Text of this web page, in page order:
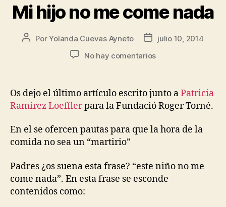
Mi hijo no me come nada
PorYolanda Cuevas Ayneto
julio 10, 2014
No hay comentarios
Os dejo el último artículo escrito junto aPatricia
Ramírez Loefflerpara la Fundació Roger Torné.
En el se ofercen pautas para que la hora de la
comida no sea un “martirio”
Padres ¿os suena esta frase? “este niño no me
come nada”. En esta frase se esconde
contenidos como: